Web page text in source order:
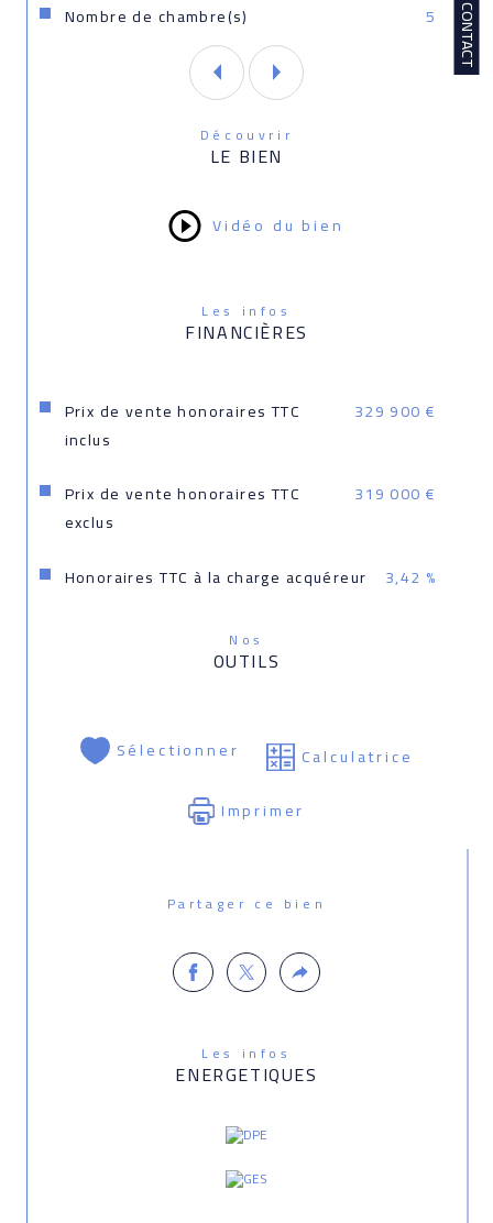
CONTACT
Nombre de chambre(s)
5
Découvrir
LE BIEN
Vidéo du bien
Les infos
FINANCIÈRES
Prix de vente honoraires TTC
inclus
329 900 €
Prix de vente honoraires TTC
exclus
319 000 €
Honoraires TTC à la charge acquéreur 3,42 %
Nos
OUTILS
Sélectionner
Calculatrice
Imprimer
Partager ce bien
Les infos
ENERGETIQUES